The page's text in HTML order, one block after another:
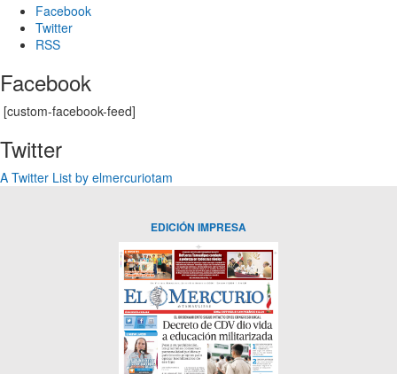
Facebook
Twitter
RSS
Facebook
[custom-facebook-feed]
Twitter
A Twitter List by elmercuriotam
EDICIÓN IMPRESA